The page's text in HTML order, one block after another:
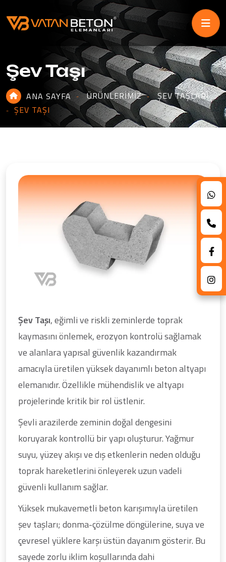
Şev Taşı
ANA SAYFA ÜRÜNLERIMIZ
ŞEV TAŞLARI
ŞEV TAŞI
Şev Taşı, eğimli ve riskli zeminlerde toprak
kaymasını önlemek, erozyon kontrolü sağlamak
ve alanlara yapısal güvenlik kazandırmak
amacıyla üretilen yüksek dayanımlı beton altyapı
elemanıdır. Özellikle mühendislik ve altyapı
projelerinde kritik bir rol üstlenir.
Şevli arazilerde zeminin doğal dengesini
koruyarak kontrollü bir yapı oluşturur. Yağmur
suyu, yüzey akışı ve dış etkenlerin neden olduğu
toprak hareketlerini önleyerek uzun vadeli
güvenli kullanım sağlar.
Yüksek mukavemetli beton karışımıyla üretilen
şev taşları; donma-çözülme döngülerine, suya ve
çevresel yüklere karşı üstün dayanım gösterir. Bu
sayede zorlu iklim koşullarında dahi